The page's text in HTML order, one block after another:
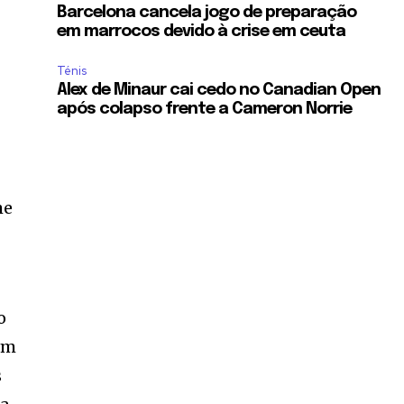
Barcelona cancela jogo de preparação
em marrocos devido à crise em ceuta
Ténis
Alex de Minaur cai cedo no Canadian Open
após colapso frente a Cameron Norrie